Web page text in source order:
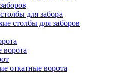
для забора
столбы для заборов
откатные ворота